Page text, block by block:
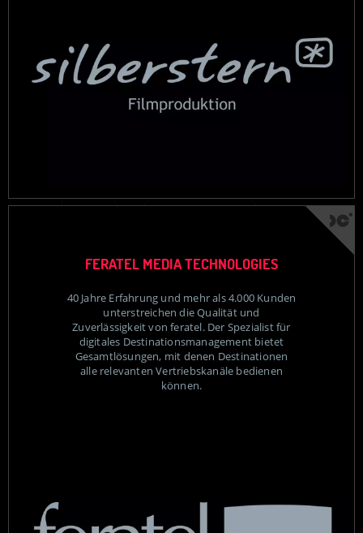
FERATEL MEDIA TECHNOLOGIES
40 Jahre Erfahrung und mehr als 4.000 Kunden
unterstreichen die Qualität und
Zuverlässigkeit von feratel. Der Spezialist für
digitales Destinationsmanagement bietet
Gesamtlösungen, mit denen Destinationen
alle relevanten Vertriebskanäle bedienen
können.